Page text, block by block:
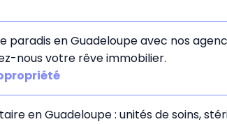
paradis en Guadeloupe avec nos
nous votre rêve immobilier.
en Guadeloupe : unités de soins,